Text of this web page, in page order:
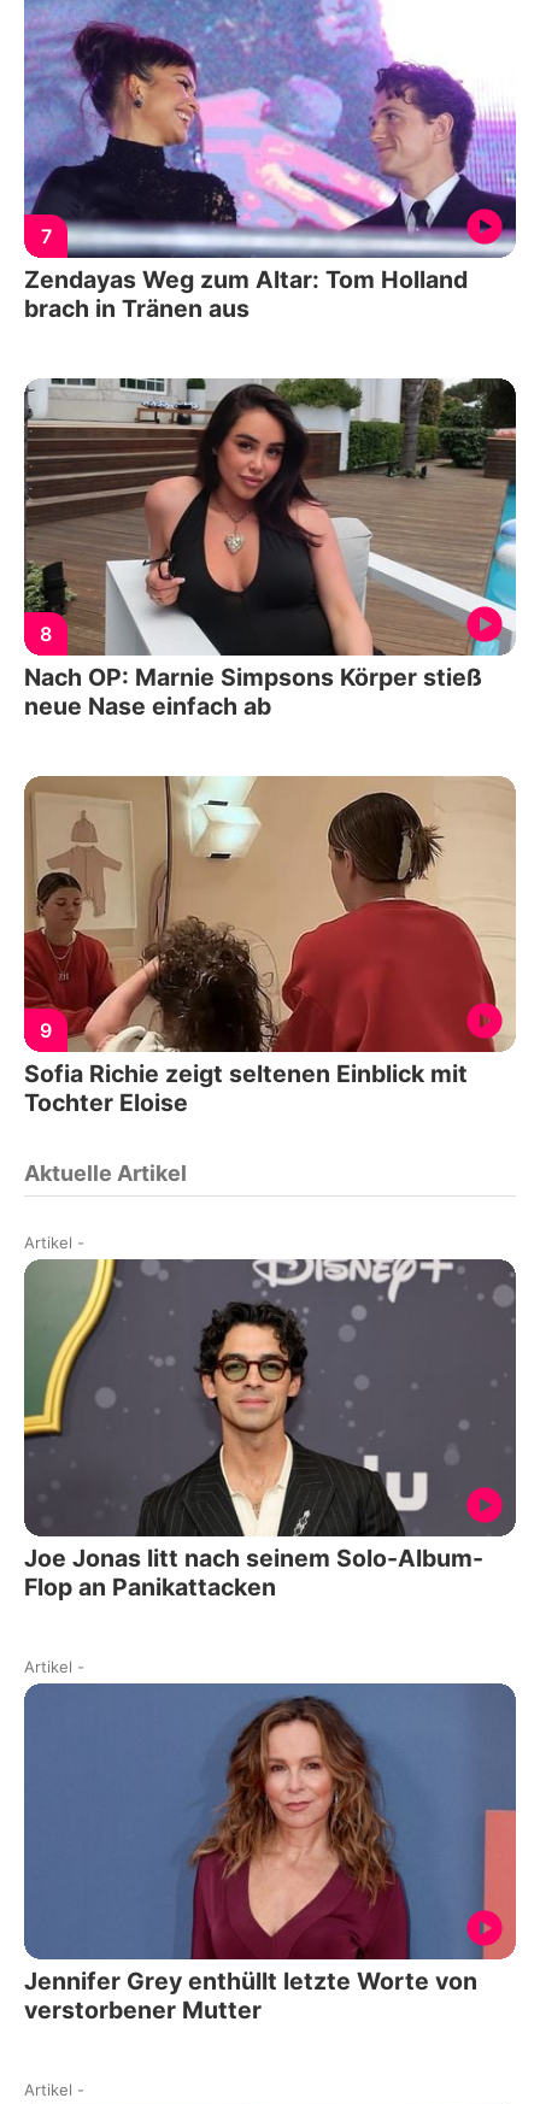
7
Zendayas Weg zum Altar: Tom Holland
brach in Tränen aus
8
Nach OP: Marnie Simpsons Körper stieß
neue Nase einfach ab
9
Sofia Richie zeigt seltenen Einblick mit
Tochter Eloise
Aktuelle Artikel
Artikel -
Joe Jonas litt nach seinem Solo-Album-
Flop an Panikattacken
Artikel -
Jennifer Grey enthüllt letzte Worte von
verstorbener Mutter
Artikel -